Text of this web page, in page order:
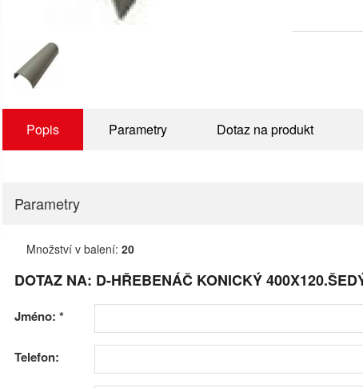
Popis Parametry Dotaz na produkt
Parametry
Množství v balení: 20
DOTAZ NA: D-HŘEBENÁČ KONICKÝ
Jméno: *
Telefon: